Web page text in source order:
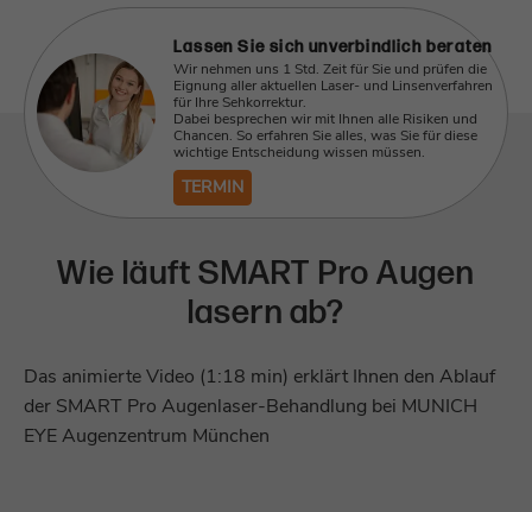
Lassen Sie sich unverbindlich beraten
Wir nehmen uns 1 Std. Zeit für Sie und prüfen die
Eignung aller aktuellen Laser- und Linsenverfahren
für Ihre Sehkorrektur.
Dabei besprechen wir mit Ihnen alle Risiken und
Chancen. So erfahren Sie alles, was Sie für diese
wichtige Entscheidung wissen müssen.
TERMIN
Wie läuft SMART Pro Augen
lasern ab?
Das animierte Video (1:18 min) erklärt Ihnen den Ablauf
der SMART Pro Augenlaser-Behandlung bei MUNICH
EYE Augenzentrum München
Laufzeit Sitzungsende
Zweck
Standard-Cookie von TYPO3 zur
Speicherung der Session ID im Falle eines
Benutzer-Logins (Zugang zu einem
geschützten Bereich) oder der Nutzung
von Formularfeldern.
Name be_lastLoginProvider
TYPO3
Laufzeit 3 Monate
Benötigt, damit TYPO3 beim Backend-
Laufzeit
Zweck
Dies ist ein Protokoll-Cookie zur anonymen
Analyse des Nutzerverhaltens auf unserer
Website.
Name _ga_*
Anbieter Google Analytics
1 Jahr
Zweck
Analyse des Nutzerverhaltens auf unserer
Website.